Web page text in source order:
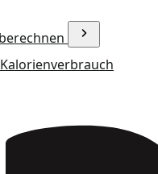
Kalorienverbrauch